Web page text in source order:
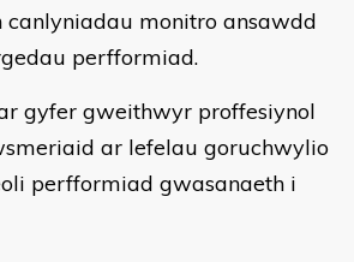
monitro ansawdd
perfformiad.
gyfer gweithwyr proffesiynol
ar lefelau goruchwylio
perfformiad gwasanaeth i